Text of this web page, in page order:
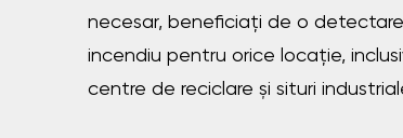
necesar, beneficiați de o
incendiu pentru orice locație,
centre de reciclare și situri